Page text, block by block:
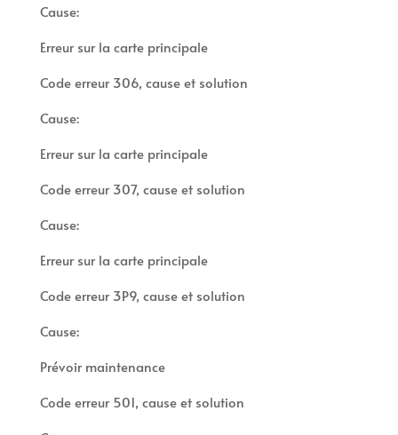
Cause:
Erreur sur la carte principale
Code erreur 306, cause et solution
Cause:
Erreur sur la carte principale
Code erreur 307, cause et solution
Cause:
Erreur sur la carte principale
Code erreur 3P9, cause et solution
Cause:
Prévoir maintenance
Code erreur 501, cause et solution